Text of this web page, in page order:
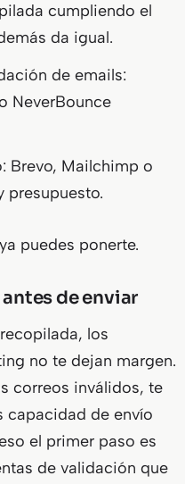
cumpliendo el
da igual.
de emails:
NeverBounce
Brevo, Mailchimp o
presupuesto.
puedes ponerte.
de enviar
los
no te dejan margen.
correos inválidos, te
capacidad de envío
el primer paso es
de validación que